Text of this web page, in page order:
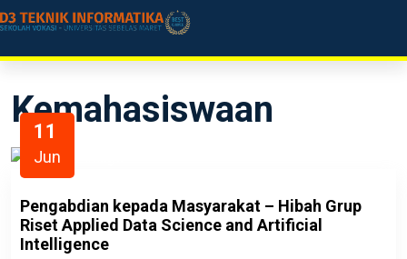
Kemahasiswaan
11
Jun
Pengabdian kepada Masyarakat – Hibah Grup
Riset Applied Data Science and Artificial
Intelligence